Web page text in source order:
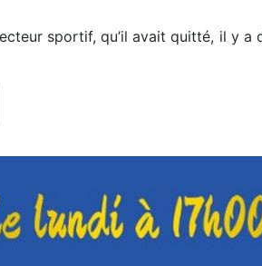
sportif, qu’il avait quitté, il y a